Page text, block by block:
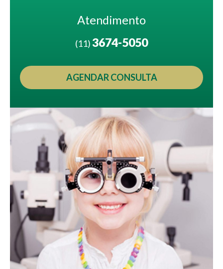
Atendimento
(11)3674-5050
AGENDAR CONSULTA